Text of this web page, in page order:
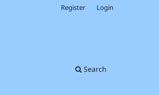
Search
Register Login